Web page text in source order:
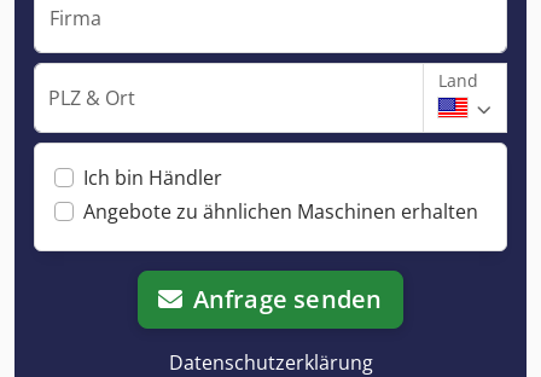
Firma
PLZ & Ort
Land
Ich bin Händler
Angebote zu ähnlichen Maschinen erhalten
Anfrage senden
Datenschutzerklärung